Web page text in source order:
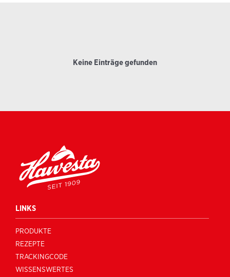
Keine Einträge gefunden
LINKS
PRODUKTE
REZEPTE
TRACKINGCODE
WISSENSWERTES